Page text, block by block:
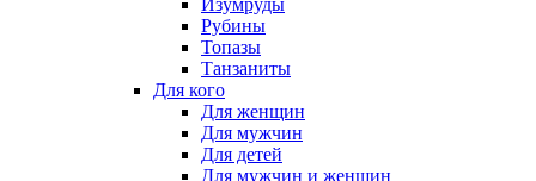
Изумруды
Рубины
Топазы
Танзаниты
Для кого
Для женщин
Для мужчин
Для детей
Для мужчин и женщин